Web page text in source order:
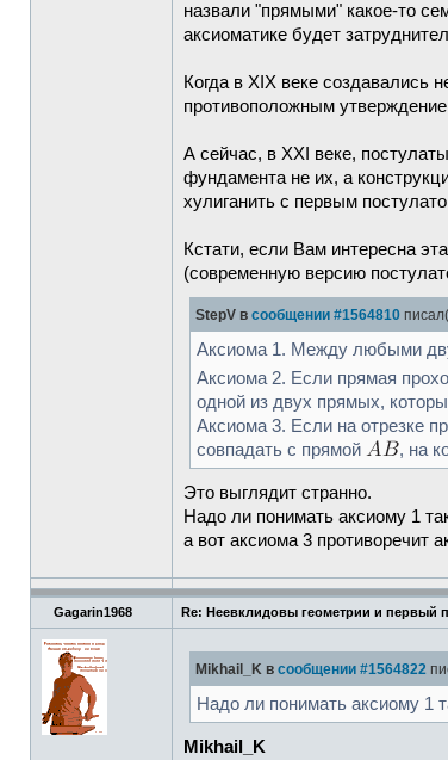
назвали "прямыми" какое-то
аксиоматике будет
Когда в XIX веке создавались
противоположным
А сейчас, в XXI веке,
фундамента не их, а
хулиганить с первым
Кстати, если Вам интересна
(современную версию
StepV в сообщении #1564810
Аксиома 1. Между любыми
Аксиома 2. Если прямая
одной из двух прямых,
Аксиома 3. Если на отрезке
совпадать с прямой
, на
Это выглядит странно.
Надо ли понимать аксиому 1
а вот аксиома 3 противоречит
Gagarin1968 Re: Неевклидовы геометрии и первый
Mikhail_K в сообщении #1564822
Надо ли понимать аксиому 1
Mikhail_K